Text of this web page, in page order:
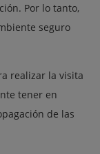
Por lo tanto,
seguro
realizar la visita
tener en
de las